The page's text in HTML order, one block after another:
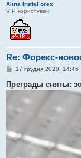
Alina InstaForex
VIP користувач
Re: Форекс-
П
в
і
м
н
н
17 грудня 2020, 14:46
Преграды сняты: